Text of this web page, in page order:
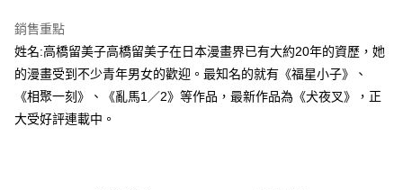
２．訂單成立數日內，您將收到繳費通知簡訊。
ATM／網路銀行／等多元方式進行付款，方視為交易完成。
※ 請注意：結帳手續完成當下不需立刻繳費，但若您需要取消訂單，請聯絡
購買商品的店家。未經商家同意取消之訂單仍視為有效，需透過AFTEE先享
後付繳納相關費用。
※ 交易是否成功請以「AFTEE先享後付 」之結帳頁面顯示為準，若有關於
每筆NT$80，滿NT$500(含以上)免運費
每筆NT$80，滿NT$500(含以上)免運費
付款後萊爾富取貨
銷售重點
姓名:高橋留美子高橋留美子在日本漫畫界已有大約20年的資歷，她
的漫畫受到不少青年男女的歡迎。最知名的就有《福星小子》、
《相聚一刻》、《亂馬1／2》等作品，最新作品為《犬夜叉》，正
大受好評連載中。